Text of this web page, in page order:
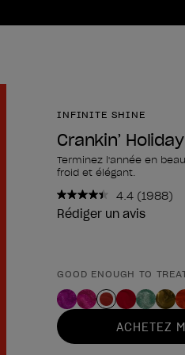
INFINITE SHINE
Crankin’
Terminez l'année en
froid et élégant.
4.4 Lire
1988
même
page.
(1988)
Rédiger un avis
Forme du produit
GOOD ENOUGH TO
ACHETEZ